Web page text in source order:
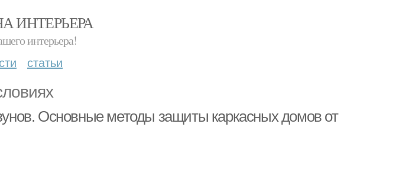
ИНТЕРЬЕРА
интерьера!
статьи
Основные методы защиты каркасных домов от